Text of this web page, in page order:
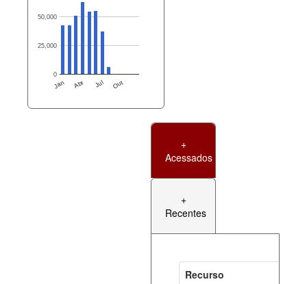
Jan Abr Jul Out
0
25,000
50,000
+
Acessados
+
Recentes
Recurso